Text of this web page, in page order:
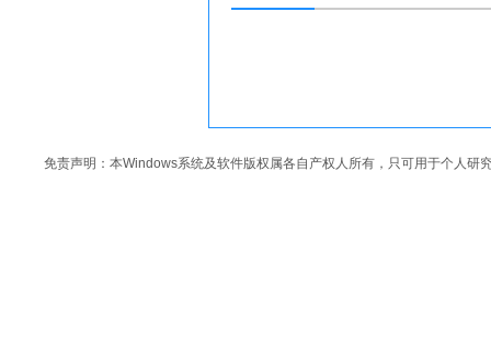
免责声明：本Windows系统及软件版权属各自产权人所有，只可用于个人